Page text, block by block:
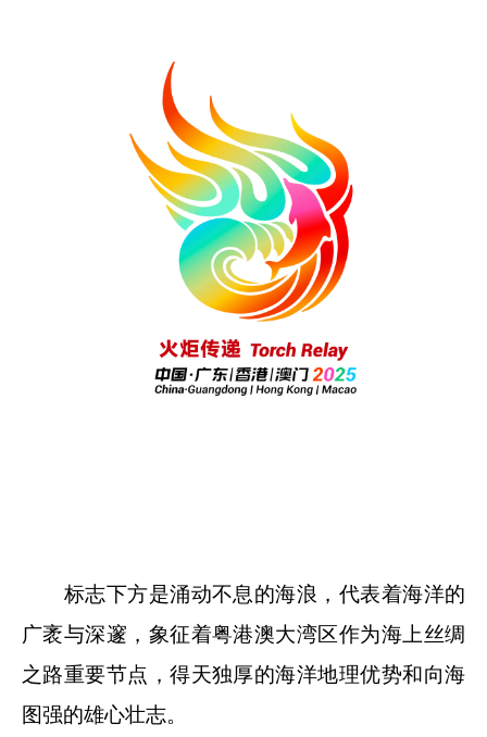
标志下方是涌动不息的海浪，代表着海洋的
广袤与深邃，象征着粤港澳大湾区作为海上丝绸
之路重要节点，得天独厚的海洋地理优势和向海
图强的雄心壮志。